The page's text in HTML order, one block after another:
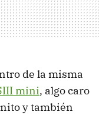
de la misma
mini, algo caro
y también